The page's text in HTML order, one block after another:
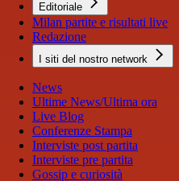
Editoriale
Milan partite e risultati live
Redazione
I siti del nostro network
News
Ultime News/Ultima ora
Live Blog
Conferenze Stampa
Interviste post partita
Interviste pre partita
Gossip e curiosità